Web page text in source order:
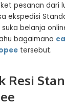
pesanan dari
ekspedisi
belanja
bagaimana
tersebut.
Resi